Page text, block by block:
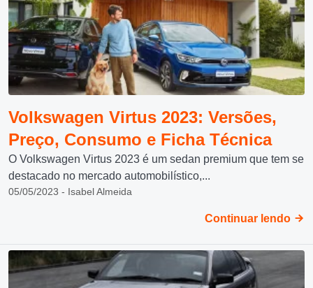
Volkswagen Virtus 2023: Versões,
Preço, Consumo e Ficha Técnica
O Volkswagen Virtus 2023 é um sedan premium que tem se
destacado no mercado automobilístico,...
05/05/2023 - Isabel Almeida
Continuar lendo